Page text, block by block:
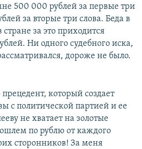
500 000 рублей за первые три
за вторые три слова. Беда в
за это приходится
Ни одного судебного иска,
дороже не было.
прецедент, который создает
с политической партией и ее
не хватает на золотые
по рублю от каждого
сторонников! За меня